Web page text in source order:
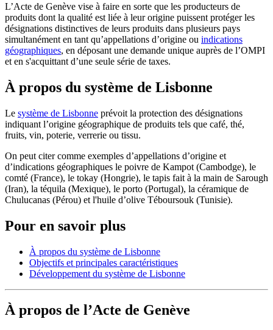
L’Acte de Genève vise à faire en sorte que les producteurs de
produits dont la qualité est liée à leur origine puissent protéger les
désignations distinctives de leurs produits dans plusieurs pays
simultanément en tant qu’appellations d’origine ou indications
géographiques, en déposant une demande unique auprès de l’OMPI
et en s'acquittant d’une seule série de taxes.
À propos du système de Lisbonne
Le système de Lisbonne prévoit la protection des désignations
indiquant l’origine géographique de produits tels que café, thé,
fruits, vin, poterie, verrerie ou tissu.
On peut citer comme exemples d’appellations d’origine et
d’indications géographiques le poivre de Kampot (Cambodge), le
comté (France), le tokay (Hongrie), le tapis fait à la main de Sarough
(Iran), la téquila (Mexique), le porto (Portugal), la céramique de
Chulucanas (Pérou) et l'huile d’olive Téboursouk (Tunisie).
Pour en savoir plus
À propos du système de Lisbonne
Objectifs et principales caractéristiques
Développement du système de Lisbonne
À propos de l’Acte de Genève